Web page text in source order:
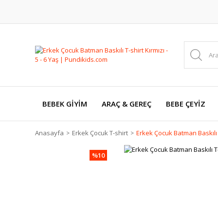
BEBEK GİYİM ARAÇ & GEREÇ BEBE ÇEYİZ
Anasayfa Erkek Çocuk T-shirt Erkek Çocuk Batman Baskılı
%10